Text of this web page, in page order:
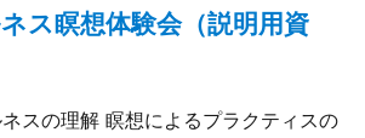
ス瞑想体験会（説明用資
スの理解 瞑想によるプラクティスの